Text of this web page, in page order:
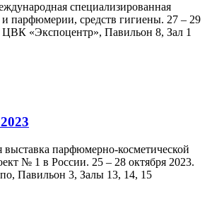
специализированная
и парфюмерии, средств гигиены. 27 – 29
«Экспоцентр», Павильон 8, Зал 1​
парфюмерно-косметической
№ 1 в России. 25 – 28 октября 2023​.
Павильон 3, Залы 13, 14, 15​